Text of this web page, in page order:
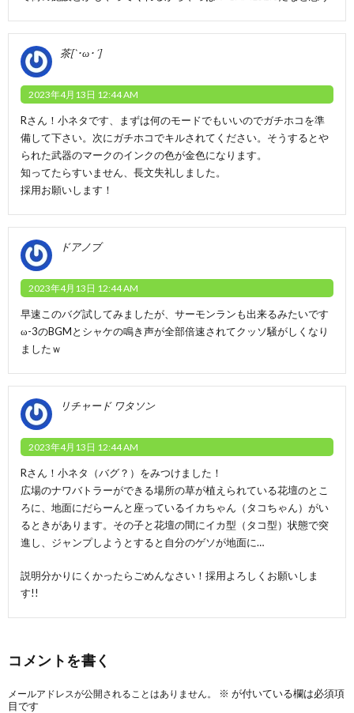
茶[`･ω･´]
2023年4月13日 12:44 AM
Rさん！小ネタです、まずは何のモードでもいいのでガチホコを準
備して下さい。次にガチホコでキルされてください。そうするとや
られた武器のマークのインクの色が金色になります。
知ってたらすいません、長文失礼しました。
採用お願いします！
ドアノブ
2023年4月13日 12:44 AM
早速このバグ試してみましたが、サーモンランも出来るみたいです
ω-3のBGMとシャケの鳴き声が全部倍速されてクッソ騒がしくなり
ましたｗ
リチャード ワタソン
2023年4月13日 12:44 AM
Rさん！小ネタ（バグ？）をみつけました！
広場のナワバトラーができる場所の草が植えられている花壇のとこ
ろに、地面にだらーんと座っているイカちゃん（タコちゃん）がい
るときがあります。その子と花壇の間にイカ型（タコ型）状態で突
進し、ジャンプしようとすると自分のゲソが地面に…
説明分かりにくかったらごめんなさい！採用よろしくお願いしま
す!!
コメントを書く
メールアドレスが公開されることはありません。 ※ が付いている欄は必須項
目です